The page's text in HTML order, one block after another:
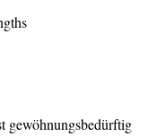
gewöhnungsbedürftig